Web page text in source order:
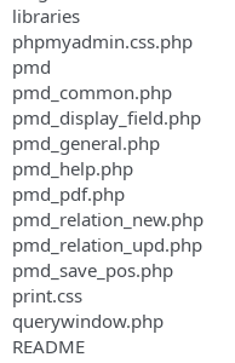
libraries
phpmyadmin.css.php
pmd
pmd_common.php
pmd_display_field.php
pmd_general.php
pmd_help.php
pmd_pdf.php
pmd_relation_new.php
pmd_relation_upd.php
pmd_save_pos.php
print.css
querywindow.php
README